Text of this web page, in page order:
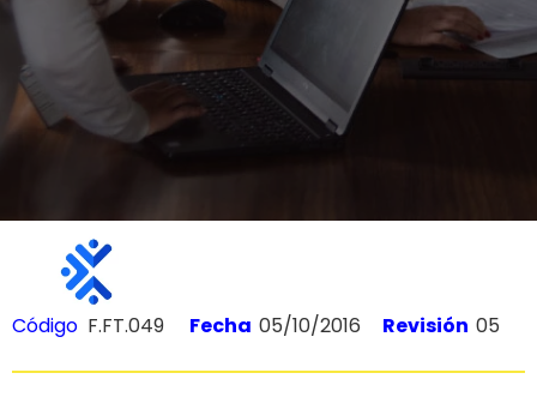
Código F.FT.049 Fecha 05/10/2016 Revisión 05